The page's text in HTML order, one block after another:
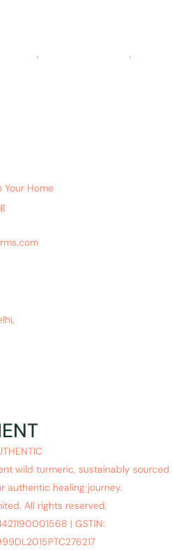
, ,
Your Home
wild turmeric, sustainably sourced
authentic healing journey.
All rights reserved.
| GSTIN: